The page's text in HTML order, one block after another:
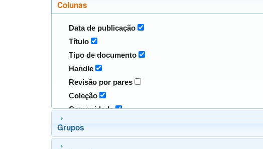
Colunas
Data de publicação
Título
Tipo de documento
Handle
Revisão por pares
Coleção
Comunidade
Grupos